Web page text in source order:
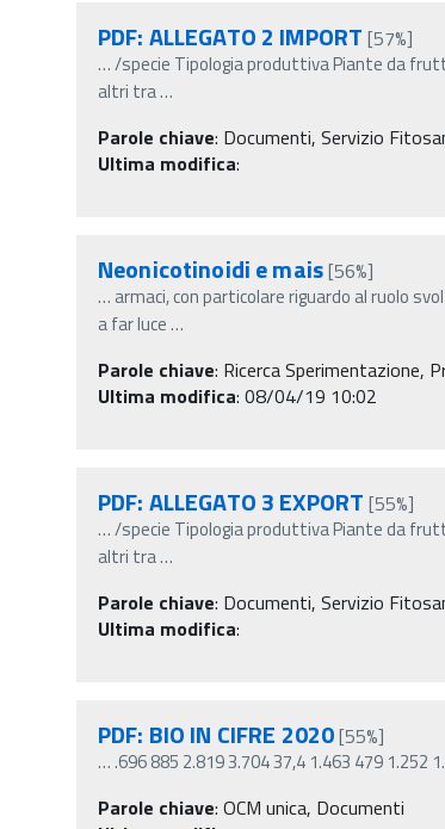
PDF: ALLEGATO 2 IMPORT [57%]
…/specie Tipologia produttiva Piante da
altri tra…
Parole chiave: Documenti, Servizio
Ultima modifica:
Neonicotinoidi e mais[56%]
… armaci, con particolare riguardo al ruolo
a far luce…
Parole chiave: Ricerca Sperimentazione,
Ultima modifica: 08/04/19 10:02
PDF: ALLEGATO 3 EXPORT [55%]
…/specie Tipologia produttiva Piante da
altri tra…
Parole chiave: Documenti, Servizio
Ultima modifica:
PDF: BIO IN CIFRE 2020[55%]
….696 885 2.819 3.704 37,4 1.463 479 1.252
Parole chiave: OCM unica, Documenti